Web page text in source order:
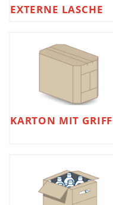
EXTERNE LASCHE
KARTON MIT GRIFF